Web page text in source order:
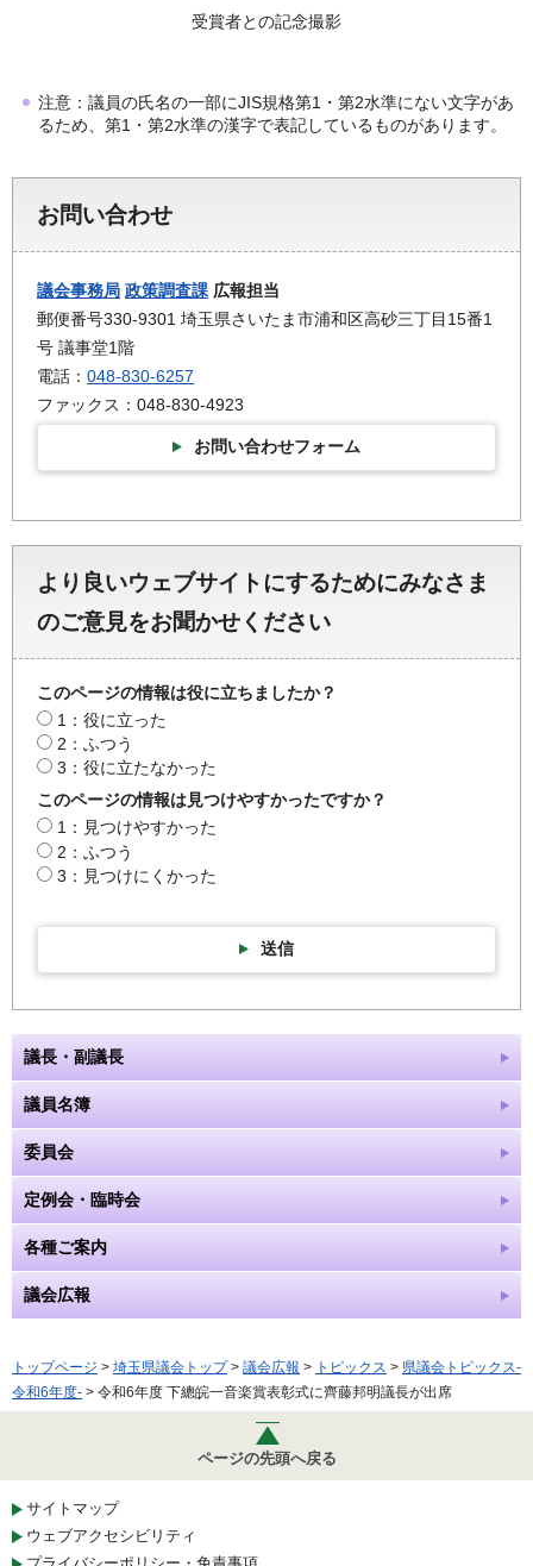
受賞者との記念撮影
注意：議員の氏名の一部にJIS規格第1・第2水準にない文字があ
るため、第1・第2水準の漢字で表記しているものがあります。
お問い合わせ
議会事務局 政策調査課 広報担当
郵便番号330-9301 埼玉県さいたま市浦和区高砂三丁目15番1
号 議事堂1階
電話： 048-830-6257
ファックス：048-830-4923
お問い合わせフォーム
より良いウェブサイトにするためにみなさま
のご意見をお聞かせください
このページの情報は役に立ちましたか？
1：役に立った
2：ふつう
3：役に立たなかった
このページの情報は見つけやすかったですか？
1：見つけやすかった
2：ふつう
3：見つけにくかった
送信
議長・副議長
議員名簿
委員会
定例会・臨時会
各種ご案内
議会広報
トップページ > 埼玉県議会トップ> 議会広報 > トピックス > 県議会トピックス-
令和6年度- > 令和6年度 下總皖一音楽賞表彰式に齊藤邦明議長が出席
ページの先頭へ戻る
サイトマップ
ウェブアクセシビリティ